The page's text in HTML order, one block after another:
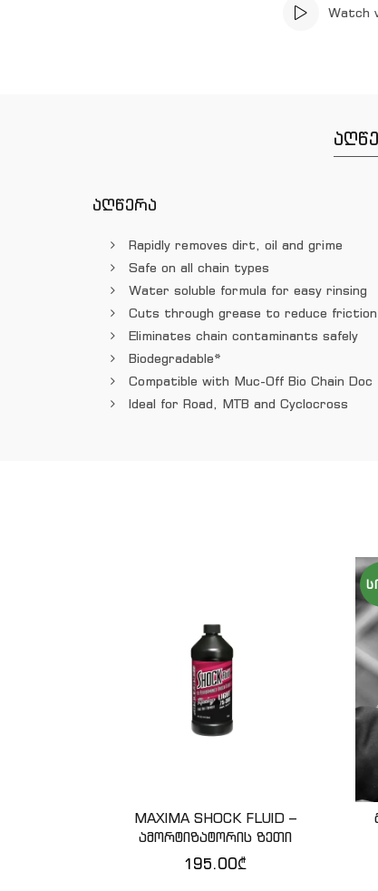
Watch
აღწერა
Rapidly removes dirt, oil and grime
Safe on all chain types
Water soluble formula for easy rinsing
Cuts through grease to reduce friction
Eliminates chain contaminants safely
Biodegradable*
Compatible with Muc-Off Bio Chain Doc
Ideal for Road, MTB and Cyclocross
ᲙᲐᲚᲐᲗᲐᲨᲘ ᲓᲐᲛᲐᲢᲔᲑᲐ
MAXIMA SHOCK FLUID –
ამორტიზატორის ზეთი
195.00₾